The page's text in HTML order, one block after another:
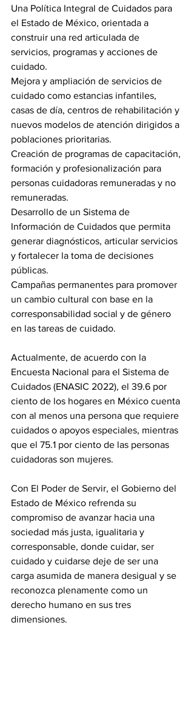
Una Política Integral de Cuidados para
el Estado de México, orientada a
construir una red articulada de
servicios, programas y acciones de
cuidado.
Mejora y ampliación de servicios de
cuidado como estancias infantiles,
casas de día, centros de rehabilitación y
nuevos modelos de atención dirigidos a
poblaciones prioritarias.
Creación de programas de capacitación,
formación y profesionalización para
personas cuidadoras remuneradas y no
remuneradas.
Desarrollo de un Sistema de
Información de Cuidados que permita
generar diagnósticos, articular servicios
y fortalecer la toma de decisiones
públicas.
Campañas permanentes para promover
un cambio cultural con base en la
corresponsabilidad social y de género
en las tareas de cuidado.
Actualmente, de acuerdo con la
Encuesta Nacional para el Sistema de
Cuidados (ENASIC 2022), el 39.6 por
ciento de los hogares en México cuenta
con al menos una persona que requiere
cuidados o apoyos especiales, mientras
que el 75.1 por ciento de las personas
cuidadoras son mujeres.
Con El Poder de Servir, el Gobierno del
Estado de México refrenda su
compromiso de avanzar hacia una
sociedad más justa, igualitaria y
corresponsable, donde cuidar, ser
cuidado y cuidarse deje de ser una
carga asumida de manera desigual y se
reconozca plenamente como un
derecho humano en sus tres
dimensiones.